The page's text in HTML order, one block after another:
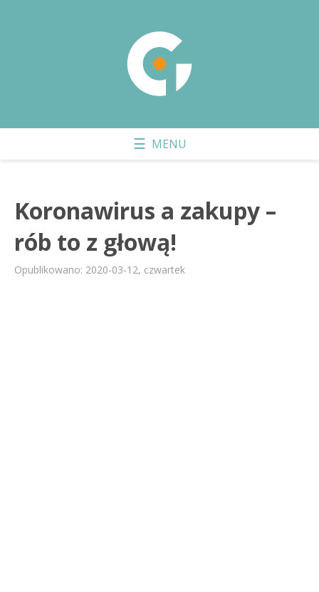
Koronawirus a zakupy –
rób to z głową!
Opublikowano: 2020-03-12, czwartek